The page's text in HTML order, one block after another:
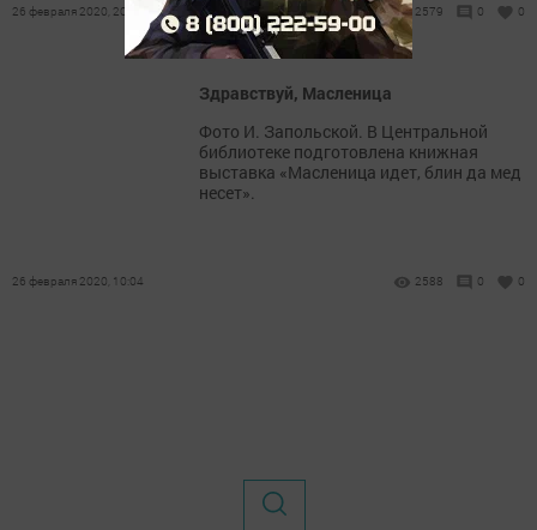
26 февраля 2020, 20:49 2579 0 0
Здравствуй, Масленица
Фото И. Запольской. В Центральной
библиотеке подготовлена книжная
выставка «Масленица идет, блин да мед
несет».
26 февраля 2020, 10:04 2588 0 0